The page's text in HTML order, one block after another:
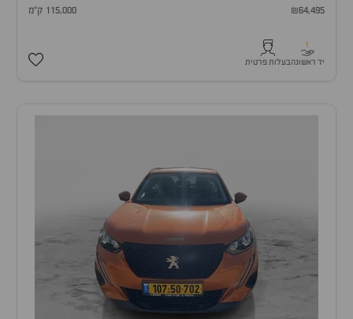
₪64,495 115,000 ק"מ
1
יד ראשונהבעלות פרטית